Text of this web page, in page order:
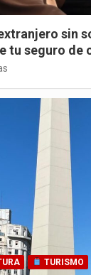
sin
tu seguro de
TURISMO